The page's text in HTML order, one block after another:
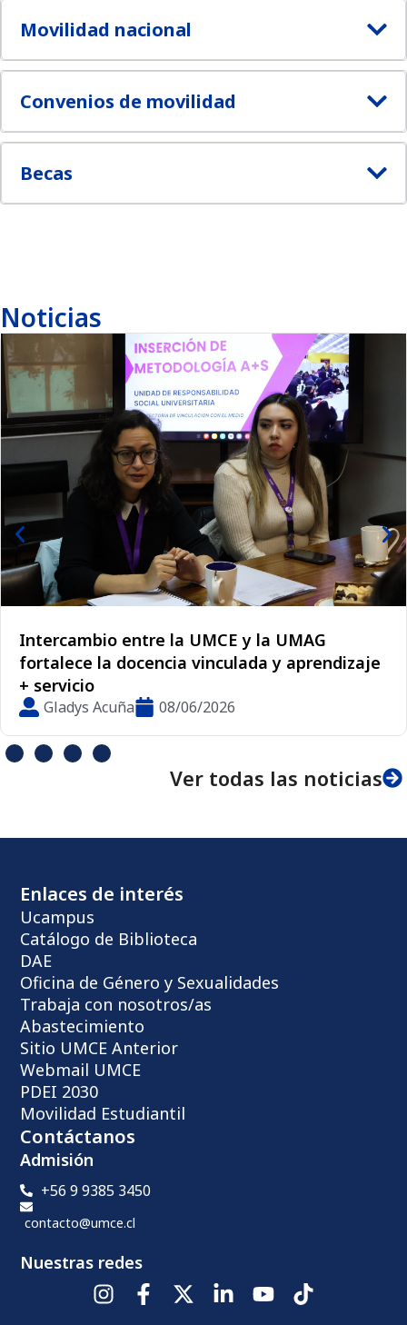
Movilidad nacional
Convenios de movilidad
Becas
Noticias
Intercambio entre la UMCE y la UMAG
fortalece la docencia vinculada y aprendizaje
+ servicio
Gladys Acuña 08/06/2026
Ver todas las noticias
Enlaces de interés
Ucampus
Catálogo de Biblioteca
DAE
Oficina de Género y Sexualidades
Trabaja con nosotros/as
Abastecimiento
Sitio UMCE Anterior
Webmail UMCE
PDEI 2030
Movilidad Estudiantil
Contáctanos
Admisión
+56 9 9385 3450
contacto@umce.cl
Nuestras redes